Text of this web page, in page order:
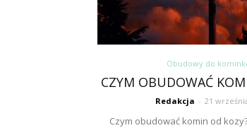
Obudowy do
CZYM OBUDOWAĆ
Redakcja - 21
Czym obudować komin od